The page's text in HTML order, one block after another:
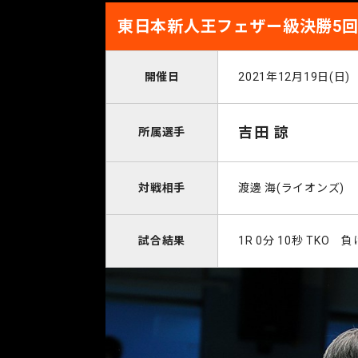
東日本新人王フェザー級決勝5
開催日 2021年12月19日(日)
所属選手 吉田 諒
対戦相手 渡邊 海(ライオンズ)
試合結果 1R 0分 10秒 TKO 負